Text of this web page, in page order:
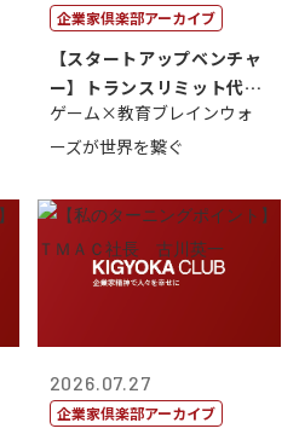
企業家倶楽部アーカイブ
【スタートアップベンチャ
ー】トランスリミット代表
取締役社長 ...
ゲーム×教育ブレインウォ
ーズが世界を繋ぐ
2026.07.27
企業家倶楽部アーカイブ